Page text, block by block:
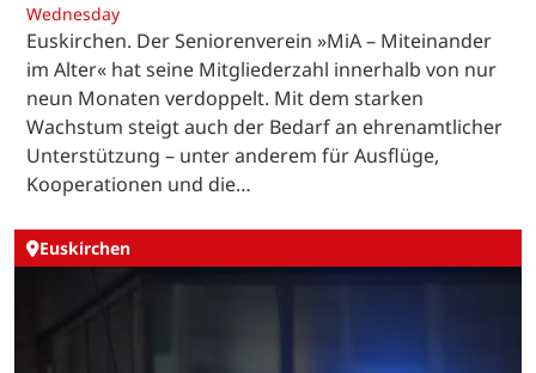
Wednesday
Euskirchen. Der Seniorenverein »MiA – Miteinander
im Alter« hat seine Mitgliederzahl innerhalb von nur
neun Monaten verdoppelt. Mit dem starken
Wachstum steigt auch der Bedarf an ehrenamtlicher
Unterstützung – unter anderem für Ausflüge,
Kooperationen und die…
Euskirchen